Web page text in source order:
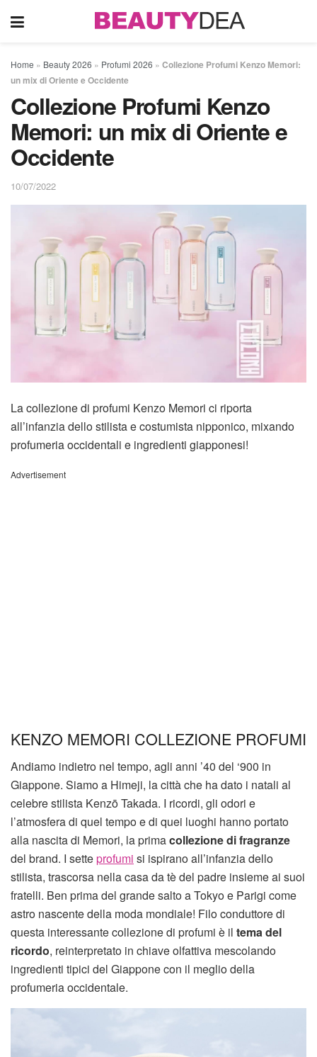
Home » Beauty 2026 » Profumi 2026 » Collezione Profumi Kenzo Memori:
un mix di Oriente e Occidente
Collezione Profumi Kenzo
Memori: un mix di Oriente e
Occidente
10/07/2022
La collezione di profumi Kenzo Memori ci riporta
all’infanzia dello stilista e costumista nipponico, mixando
profumeria occidentali e ingredienti giapponesi!
Advertisement
KENZO MEMORI COLLEZIONE PROFUMI
Andiamo indietro nel tempo, agli anni ’40 del ‘900 in
Giappone. Siamo a Himeji, la città che ha dato i natali al
celebre stilista Kenzō Takada. I ricordi, gli odori e
l’atmosfera di quel tempo e di quei luoghi hanno portato
alla nascita di Memori, la primacollezione di fragranze
del brand. I setteprofumi si ispirano all’infanzia dello
stilista, trascorsa nella casa da tè del padre insieme ai suoi
fratelli. Ben prima del grande salto a Tokyo e Parigi come
astro nascente della moda mondiale! Filo conduttore di
questa interessante collezione di profumi è il tema del
ricordo, reinterpretato in chiave olfattiva mescolando
ingredienti tipici del Giappone con il meglio della
profumeria occidentale.